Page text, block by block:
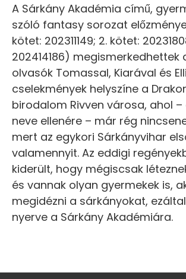
A Sárkány Akadémia című,
szóló fantasy sorozat
kötet: 202311149; 2. kötet:
202414186) megismerkedhettek
olvasók Tomassal, Kiarával és
cselekmények helyszíne a
birodalom Rivven városa, ahol
neve ellenére – már rég
mert az egykori Sárkányvihar
valamennyit. Az eddigi
kiderült, hogy mégiscsak
és vannak olyan gyermekek is,
megidézni a sárkányokat,
nyerve a Sárkány Akadémiára.